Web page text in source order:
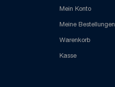
Mein Konto
Meine Bestellungen
Warenkorb
Kasse